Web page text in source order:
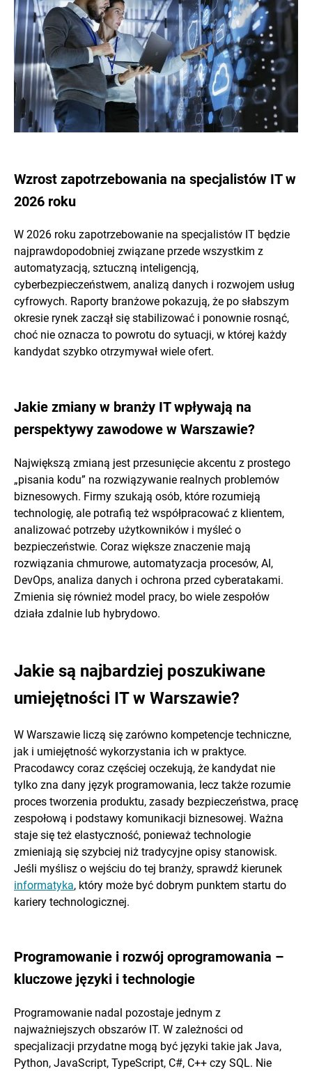
Wzrost zapotrzebowania na specjalistów IT w
2026 roku
W 2026 roku zapotrzebowanie na specjalistów IT będzie
najprawdopodobniej związane przede wszystkim z
automatyzacją, sztuczną inteligencją,
cyberbezpieczeństwem, analizą danych i rozwojem usług
cyfrowych. Raporty branżowe pokazują, że po słabszym
okresie rynek zaczął się stabilizować i ponownie rosnąć,
choć nie oznacza to powrotu do sytuacji, w której każdy
kandydat szybko otrzymywał wiele ofert.
Jakie zmiany w branży IT wpływają na
perspektywy zawodowe w Warszawie?
Największą zmianą jest przesunięcie akcentu z prostego
„pisania kodu” na rozwiązywanie realnych problemów
biznesowych. Firmy szukają osób, które rozumieją
technologię, ale potrafią też współpracować z klientem,
analizować potrzeby użytkowników i myśleć o
bezpieczeństwie. Coraz większe znaczenie mają
rozwiązania chmurowe, automatyzacja procesów, AI,
DevOps, analiza danych i ochrona przed cyberatakami.
Zmienia się również model pracy, bo wiele zespołów
działa zdalnie lub hybrydowo.
Jakie są najbardziej poszukiwane
umiejętności IT w Warszawie?
W Warszawie liczą się zarówno kompetencje techniczne,
jak i umiejętność wykorzystania ich w praktyce.
Pracodawcy coraz częściej oczekują, że kandydat nie
tylko zna dany język programowania, lecz także rozumie
proces tworzenia produktu, zasady bezpieczeństwa, pracę
zespołową i podstawy komunikacji biznesowej. Ważna
staje się też elastyczność, ponieważ technologie
zmieniają się szybciej niż tradycyjne opisy stanowisk.
Jeśli myślisz o wejściu do tej branży, sprawdź kierunek
informatyka, który może być dobrym punktem startu do
kariery technologicznej.
Programowanie i rozwój oprogramowania –
kluczowe języki i technologie
Programowanie nadal pozostaje jednym z
najważniejszych obszarów IT. W zależności od
specjalizacji przydatne mogą być języki takie jak Java,
Python, JavaScript, TypeScript, C#, C++ czy SQL. Nie